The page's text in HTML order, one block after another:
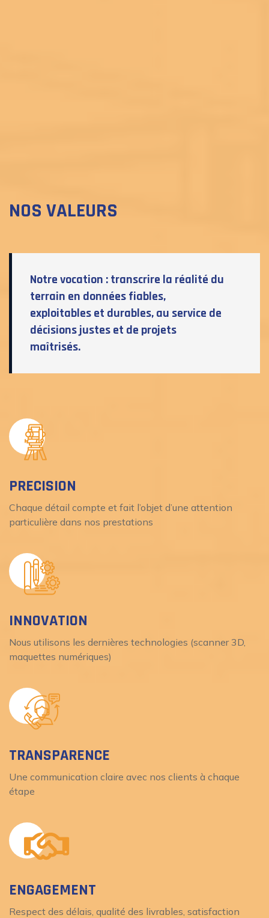
NOS VALEURS
Notre vocation :transcrire la réalité du
terrain en données fiables,
exploitables et durables, au service de
décisions justes et de projets
maîtrisés.
PRECISION
Chaque détail compte et fait l’objet d’une attention
particulière dans nos prestations
INNOVATION
Nous utilisons les dernières technologies (scanner 3D,
maquettes numériques)
TRANSPARENCE
Une communication claire avec nos clients à chaque
étape
ENGAGEMENT
Respect des délais, qualité des livrables, satisfaction